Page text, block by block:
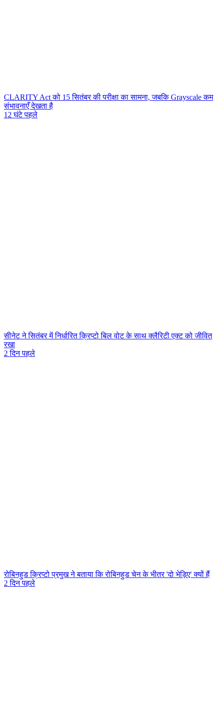
CLARITY Act को 15 सितंबर की परीक्षा का सामना, जबकि Grayscale कम
संभावनाएँ देखता है
12 घंटे पहले
सीनेट ने सितंबर में निर्धारित क्रिप्टो बिल वोट के साथ क्लैरिटी एक्ट को जीवित
रखा
2 दिन पहले
रोबिनहुड क्रिप्टो प्रमुख ने बताया कि रोबिनहुड चेन के भीतर 'दो भेड़िए' क्यों हैं
2 दिन पहले